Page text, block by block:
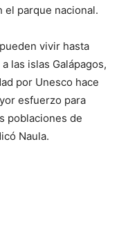
el parque nacional.
vivir hasta
las islas Galápagos,
por Unesco hace
esfuerzo para
poblaciones de
Naula.